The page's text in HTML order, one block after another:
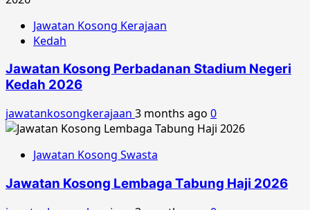
Jawatan Kosong Kerajaan
Kedah
Jawatan Kosong Perbadanan Stadium Negeri
Kedah 2026
jawatankosongkerajaan 3 months ago 0
Jawatan Kosong Swasta
Jawatan Kosong Lembaga Tabung Haji 2026